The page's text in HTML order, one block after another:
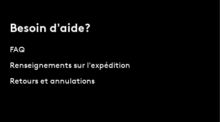
Besoin d'aide?
FAQ
Renseignements sur l'expédition
Retours et annulations